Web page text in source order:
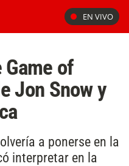
EN VIVO
of
Jon Snow y
a ponerse en la
interpretar en la